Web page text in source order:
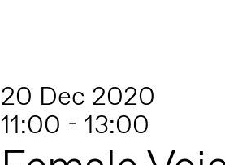
20 Dec 2020
11:00 - 13:00